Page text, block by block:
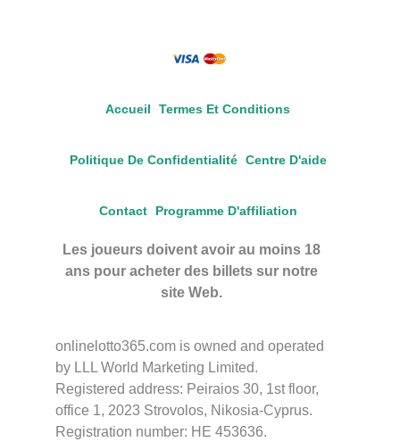
Accueil Termes Et Conditions
Politique De Confidentialité Centre D'aide
Contact Programme D'affiliation
Les joueurs doivent avoir au moins 18
ans pour acheter des billets sur notre
site Web.
onlinelotto365.com is owned and operated
by LLL World Marketing Limited.
Registered address: Peiraios 30, 1st floor,
office 1, 2023 Strovolos, Nikosia-Cyprus.
Registration number: HE 453636.